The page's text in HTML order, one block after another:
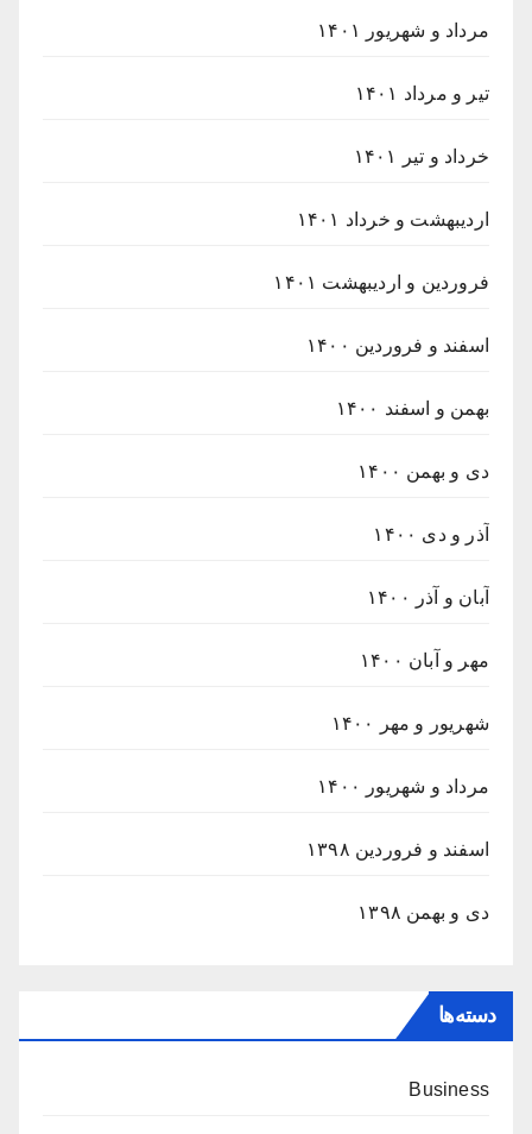
مرداد و شهریور ۱۴۰۱
تیر و مرداد ۱۴۰۱
خرداد و تیر ۱۴۰۱
اردیبهشت و خرداد ۱۴۰۱
فروردین و اردیبهشت ۱۴۰۱
اسفند و فروردین ۱۴۰۰
بهمن و اسفند ۱۴۰۰
دی و بهمن ۱۴۰۰
آذر و دی ۱۴۰۰
آبان و آذر ۱۴۰۰
مهر و آبان ۱۴۰۰
شهریور و مهر ۱۴۰۰
مرداد و شهریور ۱۴۰۰
اسفند و فروردین ۱۳۹۸
دی و بهمن ۱۳۹۸
دسته‌ها
Business